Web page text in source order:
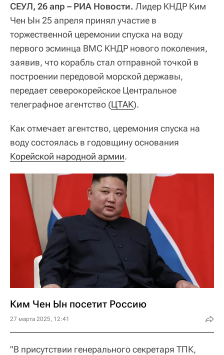
СЕУЛ, 26 апр – РИА Новости. Лидер КНДР Ким
Чен Ын 25 апреля принял участие в
торжественной церемонии спуска на воду
первого эсминца ВМС КНДР нового поколения,
заявив, что корабль стал отправной точкой в
построении передовой морской державы,
передает северокорейское Центральное
телеграфное агентство (ЦТАК).
Как отмечает агентство, церемония спуска на
воду состоялась в годовщину основания
Корейской народной армии.
Ким Чен Ын посетит Россию
27 марта 2025, 12:41
"В присутствии генерального секретаря ТПК,